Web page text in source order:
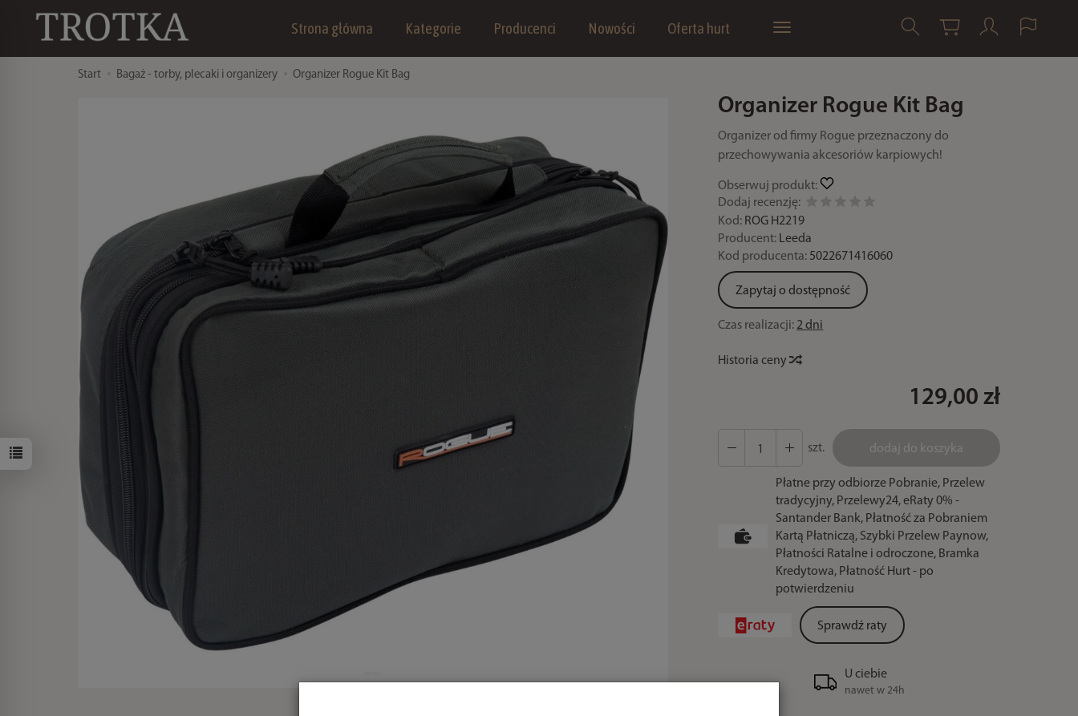
Strona główna Kategorie Producenci Nowości Oferta hurt
Start Bagaż - torby, plecaki i organizery Organizer Rogue Kit Bag
Organizer Rogue Kit Bag
Organizer od firmy Rogue przeznaczony do
przechowywania akcesoriów karpiowych!
Obserwuj produkt:
Dodaj recenzję:
Kod: ROG H2219
Producent: Leeda
Kod producenta: 5022671416060
Zapytaj o dostępność
Czas realizacji: 2 dni
Historia ceny
129,00 zł
szt. dodaj do koszyka
Płatne przy odbiorze Pobranie, Przelew
tradycyjny, Przelewy24, eRaty 0% -
Santander Bank, Płatność za Pobraniem
Kartą Płatniczą, Szybki Przelew Paynow,
Płatności Ratalne i odroczone, Bramka
Kredytowa, Płatność Hurt - po
potwierdzeniu
Sprawdź raty
U ciebie
nawet w 24h